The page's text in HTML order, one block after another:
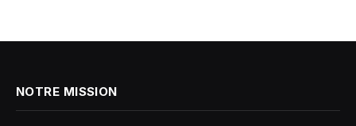
NOTRE MISSION